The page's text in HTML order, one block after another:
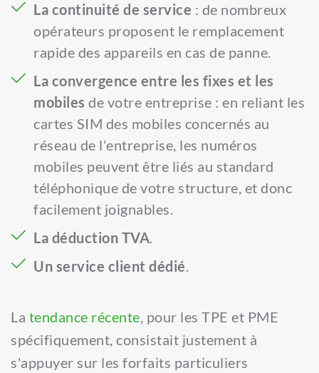
La tendance récente, pour les TPE et PME
spécifiquement, consistait justement à
s'appuyer sur les forfaits particuliers
La continuité de service : de nombreux
opérateurs proposent le remplacement
rapide des appareils en cas de panne.
La convergence entre les fixes et les
mobiles de votre entreprise : en reliant les
cartes SIM des mobiles concernés au
réseau de l'entreprise, les numéros
mobiles peuvent être liés au standard
téléphonique de votre structure, et donc
facilement joignables.
La déduction TVA.
Un service client dédié.